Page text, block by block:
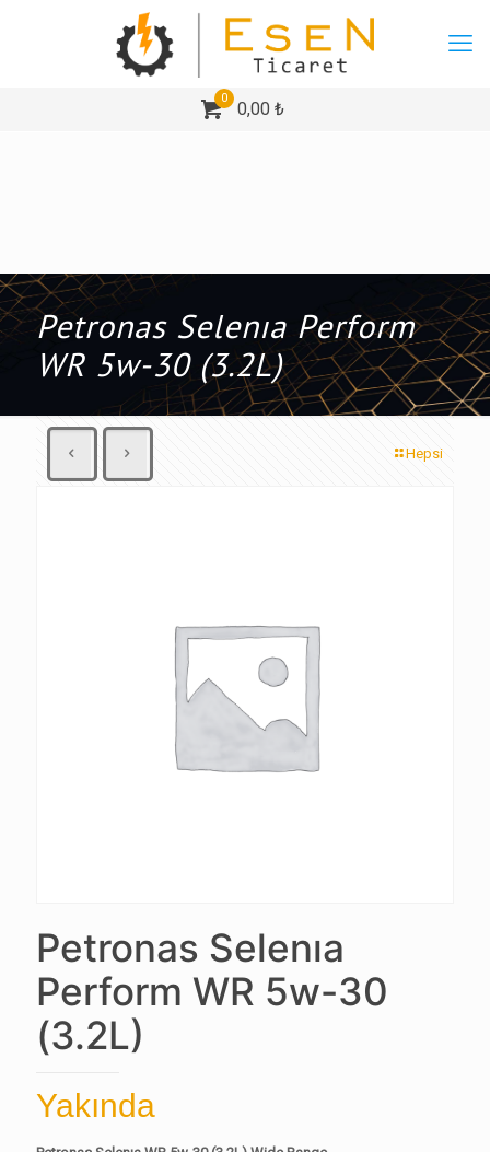
0
0,00 ₺
Petronas Selenıa Perform
WR 5w-30 (3.2L)
Hepsi
Petronas Selenıa
Perform WR 5w-30
(3.2L)
Yakında